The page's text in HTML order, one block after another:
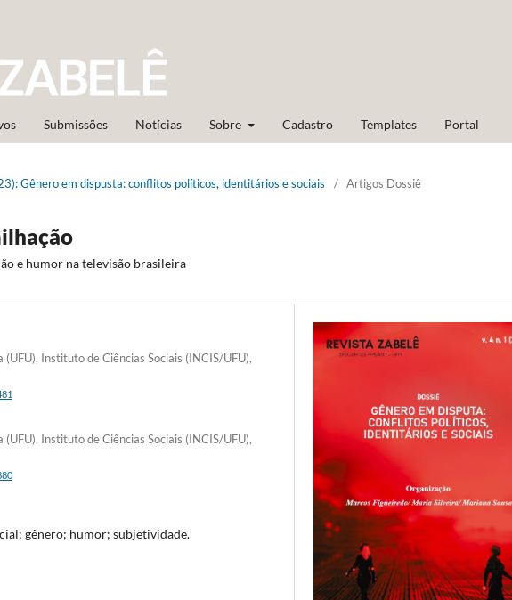
Submissões Notícias Sobre Cadastro Templates Portal
Gênero em dispusta: conflitos políticos, identitários e sociais / Artigos Dossiê
e humor na televisão brasileira
Instituto de Ciências Sociais (INCIS/UFU),
Instituto de Ciências Sociais (INCIS/UFU),
gênero; humor; subjetividade.